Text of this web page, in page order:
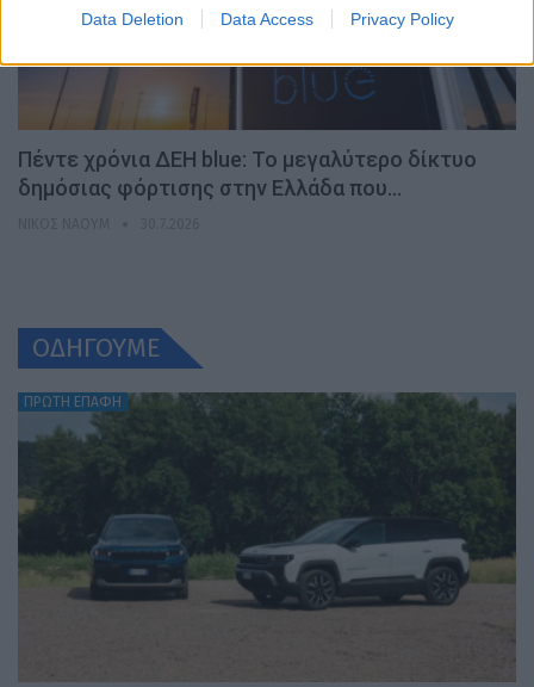
Data Deletion Data Access Privacy Policy
Πέντε χρόνια ΔΕΗ blue: Το μεγαλύτερο δίκτυο
δημόσιας φόρτισης στην Ελλάδα που…
ΟΔΗΓΟΥΜΕ
ΠΡΩΤΗ ΕΠΑΦΗ